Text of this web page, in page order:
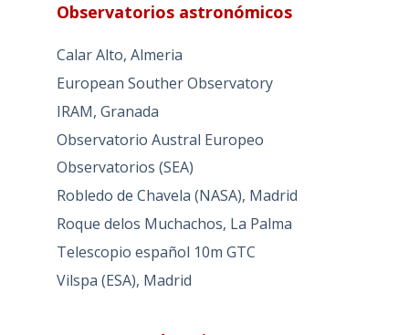
Observatorios astronómicos
Calar Alto, Almeria
European Souther Observatory
IRAM, Granada
Observatorio Austral Europeo
Observatorios (SEA)
Robledo de Chavela (NASA), Madrid
Roque delos Muchachos, La Palma
Telescopio español 10m GTC
Vilspa (ESA), Madrid